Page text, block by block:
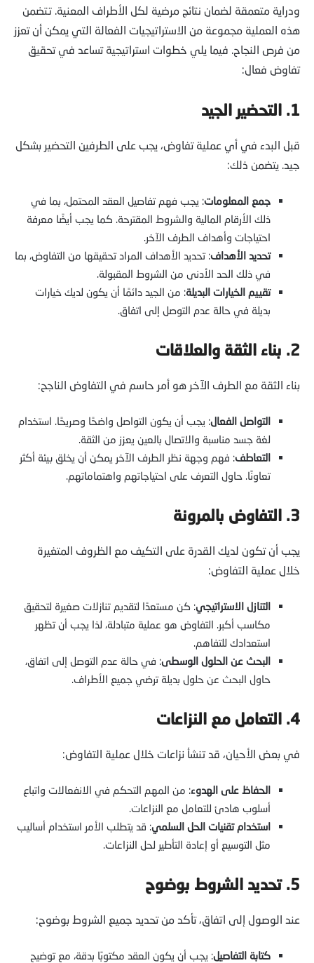
ودراية متعمقة لضمان نتائج مرضية لكل الأطراف المعنية. تتضمن
هذه العملية مجموعة من الاستراتيجيات الفعالة التي يمكن أن تعزز
من فرص النجاح. فيما يلي خطوات استراتيجية تساعد في تحقيق
تفاوض فعال:
1. التحضير الجيد
قبل البدء في أي عملية تفاوض، يجب على الطرفين التحضير بشكل
جيد. يتضمن ذلك:
جمع المعلومات: يجب فهم تفاصيل العقد المحتمل، بما في
ذلك الأرقام المالية والشروط المقترحة. كما يجب أيضًا معرفة
احتياجات وأهداف الطرف الآخر.
تحديد الأهداف: تحديد الأهداف المراد تحقيقها من التفاوض، بما
في ذلك الحد الأدنى من الشروط المقبولة.
تقييم الخيارات البديلة: من الجيد دائمًا أن يكون لديك خيارات
بديلة في حالة عدم التوصل إلى اتفاق.
2. بناء الثقة والعلاقات
بناء الثقة مع الطرف الآخر هو أمر حاسم في التفاوض الناجح:
التواصل الفعال: يجب أن يكون التواصل واضحًا وصريحًا. استخدام
لغة جسد مناسبة والاتصال بالعين يعزز من الثقة.
التعاطف: فهم وجهة نظر الطرف الآخر يمكن أن يخلق بيئة أكثر
تعاونًا. حاول التعرف على احتياجاتهم واهتماماتهم.
3. التفاوض بالمرونة
يجب أن تكون لديك القدرة على التكيف مع الظروف المتغيرة
خلال عملية التفاوض:
التنازل الاستراتيجي: كن مستعدًا لتقديم تنازلات صغيرة لتحقيق
مكاسب أكبر. التفاوض هو عملية متبادلة، لذا يجب أن تظهر
استعدادك للتفاهم.
البحث عن الحلول الوسطى: في حالة عدم التوصل إلى اتفاق،
حاول البحث عن حلول بديلة ترضي جميع الأطراف.
4. التعامل مع النزاعات
في بعض الأحيان، قد تنشأ نزاعات خلال عملية التفاوض:
الحفاظ على الهدوء: من المهم التحكم في الانفعالات واتباع
أسلوب هادئ للتعامل مع النزاعات.
استخدام تقنيات الحل السلمي: قد يتطلب الأمر استخدام أساليب
مثل التوسيع أو إعادة التأطير لحل النزاعات.
5. تحديد الشروط بوضوح
عند الوصول إلى اتفاق، تأكد من تحديد جميع الشروط بوضوح:
كتابة التفاصيل: يجب أن يكون العقد مكتوبًا بدقة، مع توضيح